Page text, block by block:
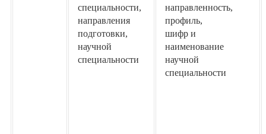
специальности,
направления
подготовки,
научной
специальности
направленность,
профиль,
шифр и
наименование
научной
специальности